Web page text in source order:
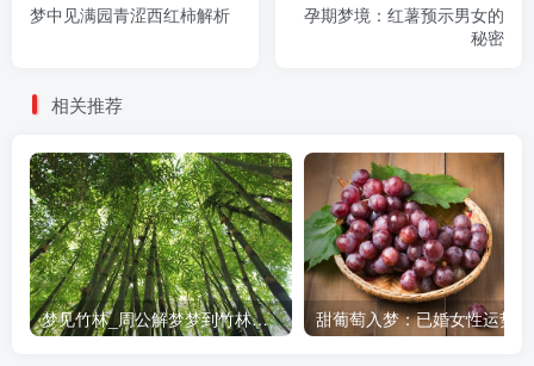
梦中见满园青涩西红柿解析
孕期梦境：红薯预示男女的
秘密
相关推荐
梦见竹林_周公解梦梦到竹林是什么意思_做梦梦见竹林好不好 甜葡萄入梦：已婚女性运势